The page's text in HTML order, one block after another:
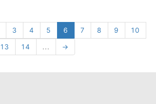
3 4 5 6 7 8 9
10
13 14 ... →